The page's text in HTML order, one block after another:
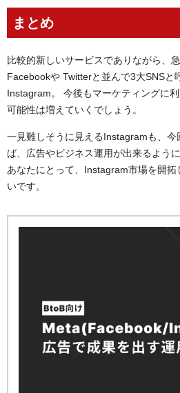
まとめ
比較的新しいサービスでありながら、
Facebookや Twitterと並んで3大SNSと
Instagram。 今後もマーケティングに
可能性は増えていくでしょう。
一見難しそうに見えるInstagramも、
ば、広告やビジネス運用が出来るよう
あなたにとって、Instagram市場を開
いです。